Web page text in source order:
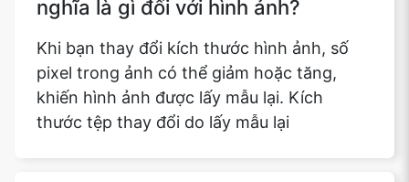
nghĩa là gì đối với hình ảnh?
Khi bạn thay đổi kích thước hình ảnh, số
pixel trong ảnh có thể giảm hoặc tăng,
khiến hình ảnh được lấy mẫu lại. Kích
thước tệp thay đổi do lấy mẫu lại